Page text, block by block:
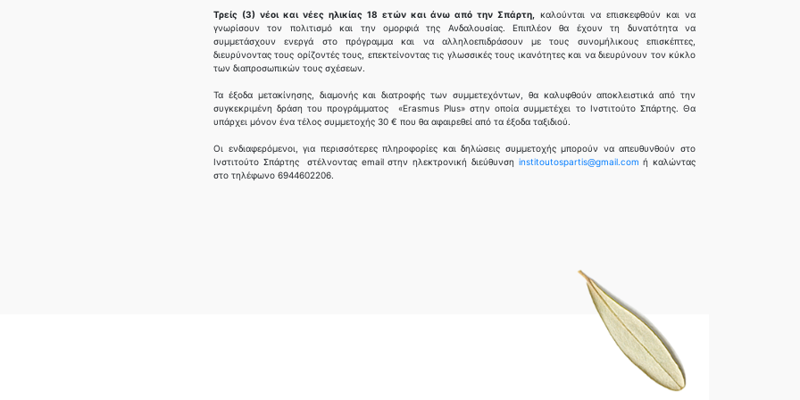
Τρείς (3) νέοι και νέες ηλικίας 18 ετών και άνω από την Σπάρτη,
καλούνται να επισκεφθούν και να
γνωρίσουν τον πολιτισμό και την ομορφιά της Ανδαλουσίας. Επιπλέον θα έχουν τη δυνατότητα να
συμμετάσχουν ενεργά στο πρόγραμμα και να αλληλοεπιδράσουν με τους συνομήλικους επισκέπτες,
διευρύνοντας τους ορίζοντές τους, επεκτείνοντας τις γλωσσικές τους ικανότητες και να διευρύνουν τον κύκλο
των διαπροσωπικών τους σχέσεων.
Τα έξοδα μετακίνησης, διαμονής και διατροφής των συμμετεχόντων, θα καλυφθούν αποκλειστικά από την
συγκεκριμένη δράση του προγράμματος «Erasmus Plus» στην οποία συμμετέχει το Ινστιτούτο Σπάρτης. Θα
υπάρχει μόνον ένα τέλος συμμετοχής 30 € που θα αφαιρεθεί από τα έξοδα ταξιδιού.
Οι ενδιαφερόμενοι, για περισσότερες πληροφορίες και δηλώσεις συμμετοχής μπορούν να απευθυνθούν στο
Ινστιτούτο Σπάρτης στέλνοντας email στην ηλεκτρονική διεύθυνση institoutospartis@gmail.com ή καλώντας
στο τηλέφωνο 6944602206.